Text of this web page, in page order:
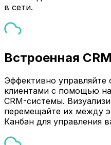
в сети.
Встроенная
Эффективно
клиентами с помощью
CRM-системы.
перемещайте их между
Канбан для управления